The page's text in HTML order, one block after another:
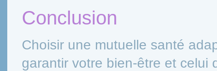
Conclusion
Choisir une mutuelle santé
garantir votre bien-être et celui